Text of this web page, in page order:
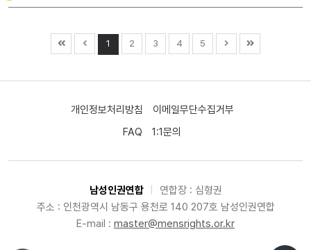
1 2 3 4 5
개인정보처리방침
이메일무단수집거부
FAQ
1:1문의
남성인권연합
연합장 : 심형권
주소 : 인천광역시 남동구 용천로 140 207호 남성인권연합
E-mail : master@mensrights.or.kr